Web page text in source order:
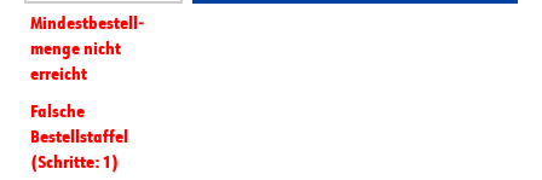
Mindest­­bestell­­
menge nicht
erreicht
Falsche
Bestellstaffel
(Schritte: 1)